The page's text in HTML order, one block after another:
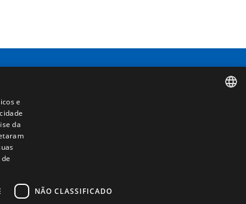
50620 - Casetas (Zaragoza) SPAIN
e
da
NÃO CLASSIFICADO